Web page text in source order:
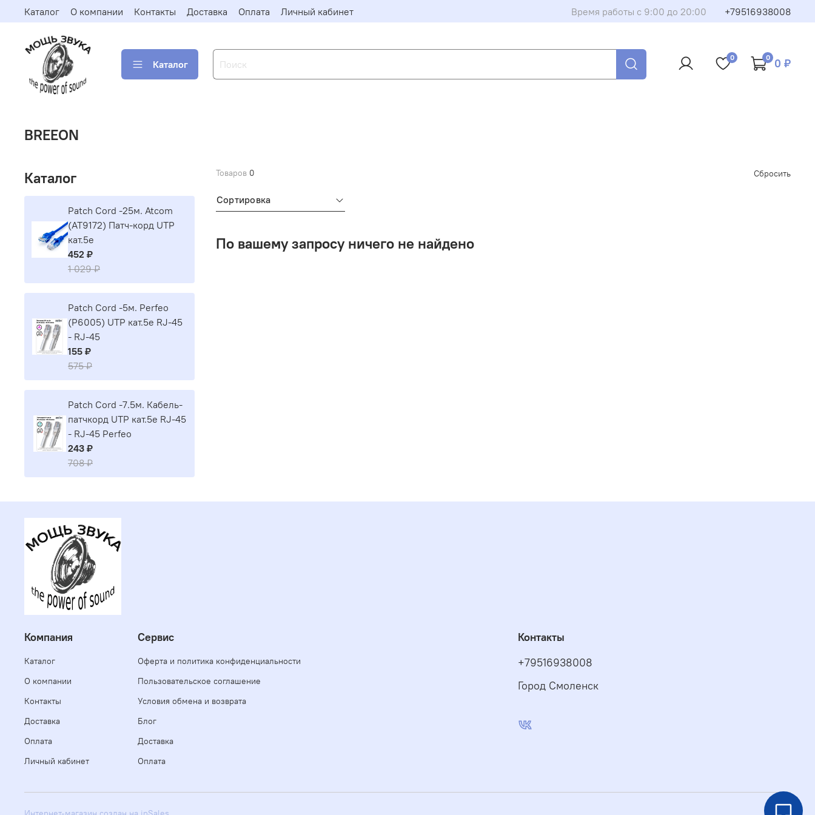
Каталог О компании Контакты Доставка Оплата Личный кабинет Время работы с 9:00 до 20:00 +79516938008
Каталог
0 0 0 ₽
BREEON
Товаров 0 Сбросить
Сортировка
По вашему запросу ничего не найдено
Каталог
Patch Cord -25м. Atcom
(AT9172) Патч-корд UTP
кат.5е
452 ₽
1 029 ₽
Patch Cord -5м. Perfeo
(P6005) UTP кат.5е RJ-45
- RJ-45
155 ₽
575 ₽
Patch Cord -7.5м. Кабель-
патчкорд UTP кат.5е RJ-45
- RJ-45 Perfeo
243 ₽
708 ₽
Компания
Каталог
О компании
Контакты
Доставка
Оплата
Личный кабинет
Сервис
Оферта и политика конфиденциальности
Пользовательское соглашение
Условия обмена и возврата
Блог
Доставка
Оплата
Контакты
+79516938008
Город Смоленск